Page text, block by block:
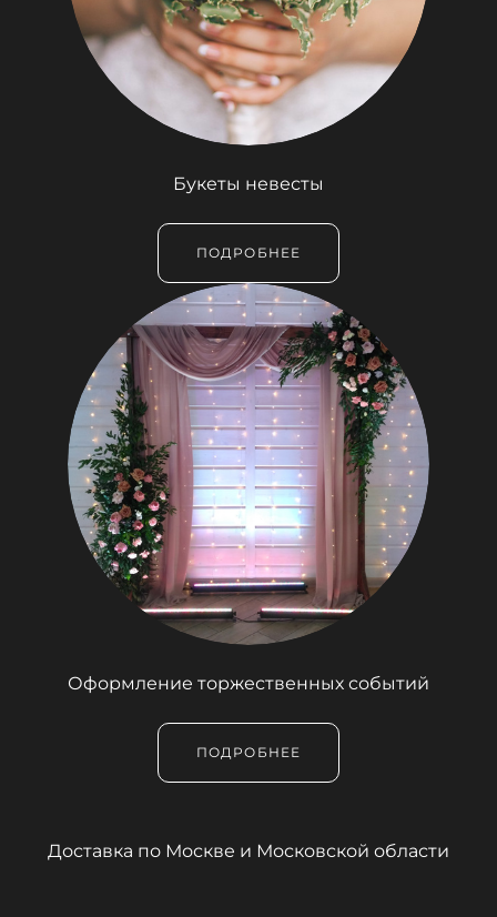
Букеты невесты
ПОДРОБНЕЕ
Оформление торжественных событий
ПОДРОБНЕЕ
Доставка по Москве и Московской области